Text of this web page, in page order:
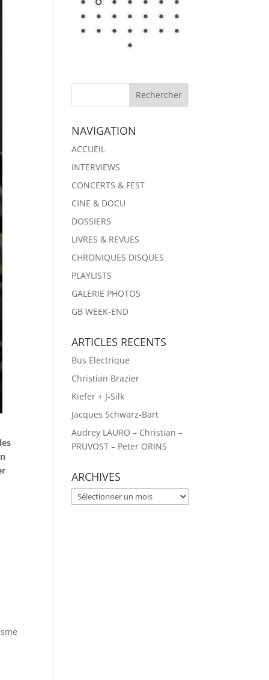
NAVIGATION
ACCUEIL
INTERVIEWS
CONCERTS & FEST
CINE & DOCU
DOSSIERS
LIVRES & REVUES
CHRONIQUES DISQUES
PLAYLISTS
GALERIE PHOTOS
GB WEEK-END
ARTICLES RECENTS
Bus Electrique
Christian Brazier
Kiefer + J-Silk
Jacques Schwarz-Bart
Audrey LAURO – Christian –
PRUVOST – Peter ORINS
ARCHIVES
ARCHIVES